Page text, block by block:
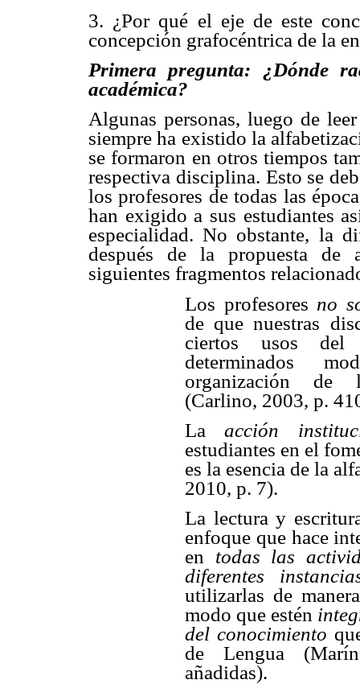
3. ¿Por qué el eje de este
concepción grafocéntrica de la
Primera pregunta: ¿Dónde
académica?
Algunas personas, luego de
siempre ha existido la
se formaron en otros tiempos
respectiva disciplina. Esto se
los profesores de todas las
han exigido a sus estudiantes
especialidad. No obstante, la
después de la propuesta de
siguientes fragmentos
Los profesores no
de que nuestras
ciertos usos del
determinados
organización de
(Carlino, 2003, p.
Laacción
estudiantes en el
es la esencia de la
2010, p. 7).
La lectura y
enfoque que hace
en todas las
diferentes
utilizarlas de
modo que estén
del conocimiento
de Lengua
añadidas).